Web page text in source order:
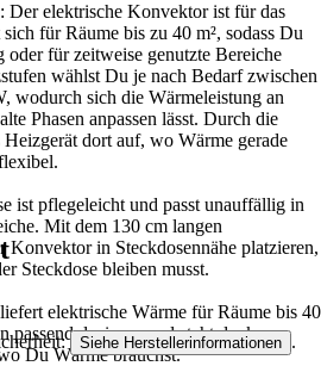
Der elektrische Konvektor ist für das
für Räume bis zu 40 m², sodass Du
oder für zeitweise genutzte Bereiche
wählst Du je nach Bedarf zwischen
wodurch sich die Wärmeleistung an
Phasen anpassen lässt. Durch die
Heizgerät dort auf, wo Wärme gerade
ist pflegeleicht und passt unauffällig in
Mit dem 130 cm langen
Konvektor in Steckdosennähe platzieren,
Steckdose bleiben musst.
elektrische Wärme für Räume bis 40
passend dosieren und steht dank
Du Wärme brauchst.
Siehe Herstellerinformationen .